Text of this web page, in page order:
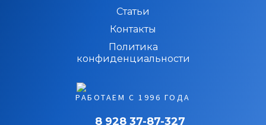
РАБОТАЕМ С 1996 ГОДА
Статьи
Контакты
Политика
конфиденциальности
8 928 37-87-327